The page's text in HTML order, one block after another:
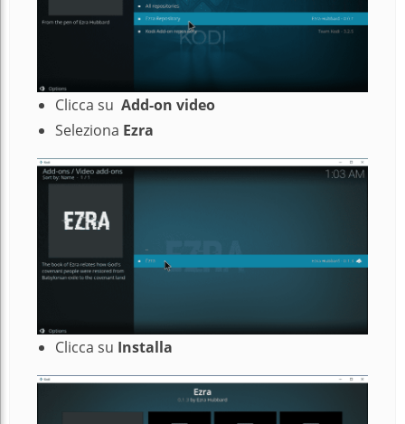
Clicca su Add-on video
Seleziona Ezra
Clicca su Installa